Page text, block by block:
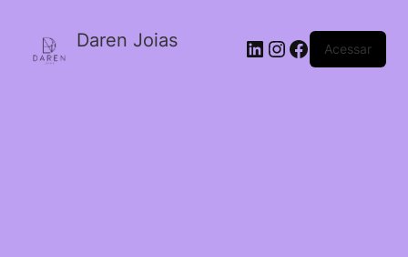
Daren Joias Acessar